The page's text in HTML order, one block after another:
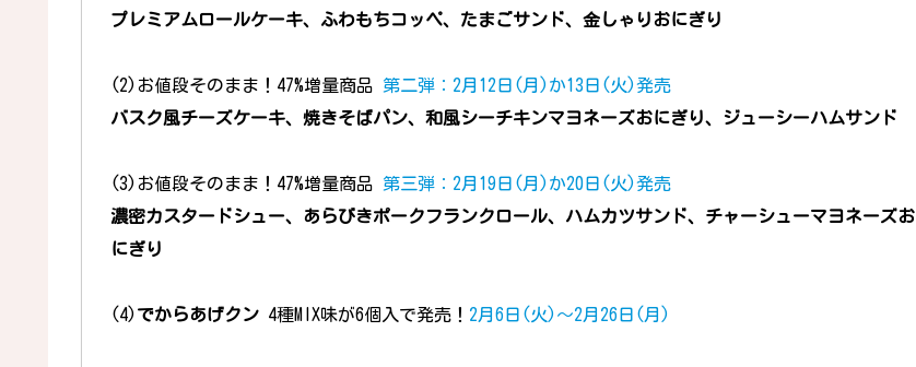
プレミアムロールケーキ、ふわもちコッペ、たまごサンド、金しゃりおにぎり
(2)お値段そのまま！47%増量商品 第二弾：2月12日(月)か13日(火)発売
バスク風チーズケーキ、焼きそばパン、和風シーチキンマヨネーズおにぎり、ジューシーハムサンド
(3)お値段そのまま！47%増量商品 第三弾：2月19日(月)か20日(火)発売
濃密カスタードシュー、あらびきポークフランクロール、ハムカツサンド、チャーシューマヨネーズお
にぎり
(4)でからあげクン4種MIX味が6個入で発売！ 2月6日(火)～2月26日(月)